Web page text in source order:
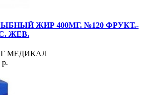
ЖИР 400МГ. №120 ФРУКТ.-
ЖЕВ.
МЕДИКАЛ
р.